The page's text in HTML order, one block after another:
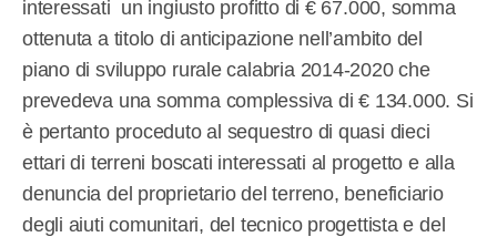
interessati un ingiusto profitto di € 67.000, somma
ottenuta a titolo di anticipazione nell’ambito del
piano di sviluppo rurale calabria 2014-2020 che
prevedeva una somma complessiva di € 134.000. Si
è pertanto proceduto al sequestro di quasi dieci
ettari di terreni boscati interessati al progetto e alla
denuncia del proprietario del terreno, beneficiario
degli aiuti comunitari, del tecnico progettista e del